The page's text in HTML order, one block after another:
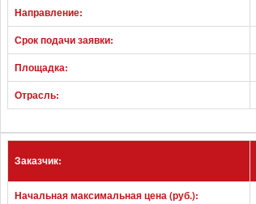
Направление:
Срок подачи заявки:
Площадка:
Отрасль:
Заказчик:
Начальная максимальная цена (руб.):